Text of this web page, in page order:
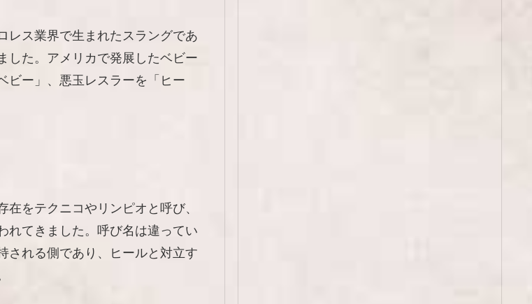
レス業界で生まれたスラングであ
した。アメリカで発展したベビー
ビー」、悪玉レスラーを「ヒー
をテクニコやリンピオと呼び、
れてきました。呼び名は違ってい
される側であり、ヒールと対立す